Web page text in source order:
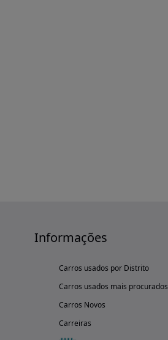
Informações
Carros usados por Distrito
Carros usados mais procurados
Carros Novos
Carreiras